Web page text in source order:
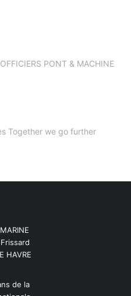
PONT & MACHINE
Together we go further
HAVRE